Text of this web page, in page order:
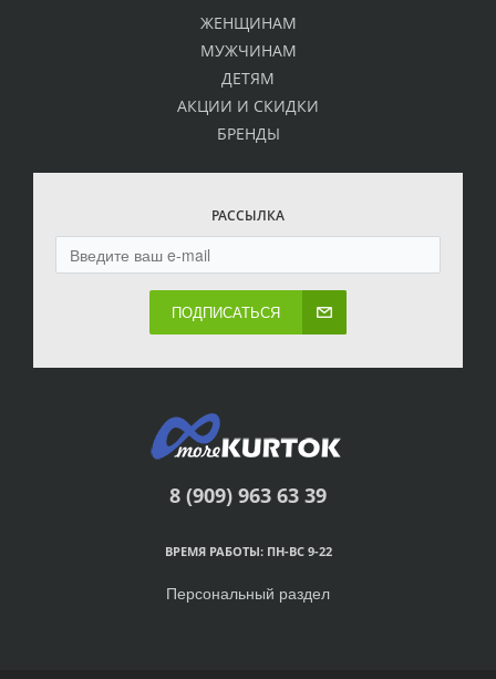
ЖЕНЩИНАМ
МУЖЧИНАМ
ДЕТЯМ
АКЦИИ И СКИДКИ
БРЕНДЫ
РАССЫЛКА
ПОДПИСАТЬСЯ
8 (909) 963 63 39
ВРЕМЯ РАБОТЫ: ПН-ВС 9-22
Персональный раздел